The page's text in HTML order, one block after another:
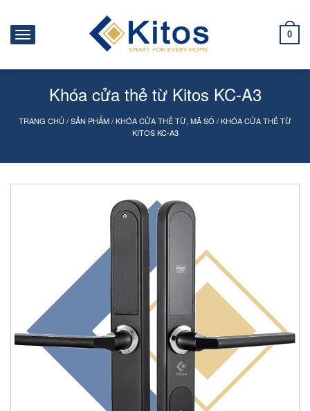
0
Khóa cửa thẻ từ Kitos KC-A3
TRANG CHỦ /SẢN PHẨM/KHÓA CỬA THẺ TỪ, MÃ SỐ /KHÓA CỬA THẺ TỪ
KITOS KC-A3